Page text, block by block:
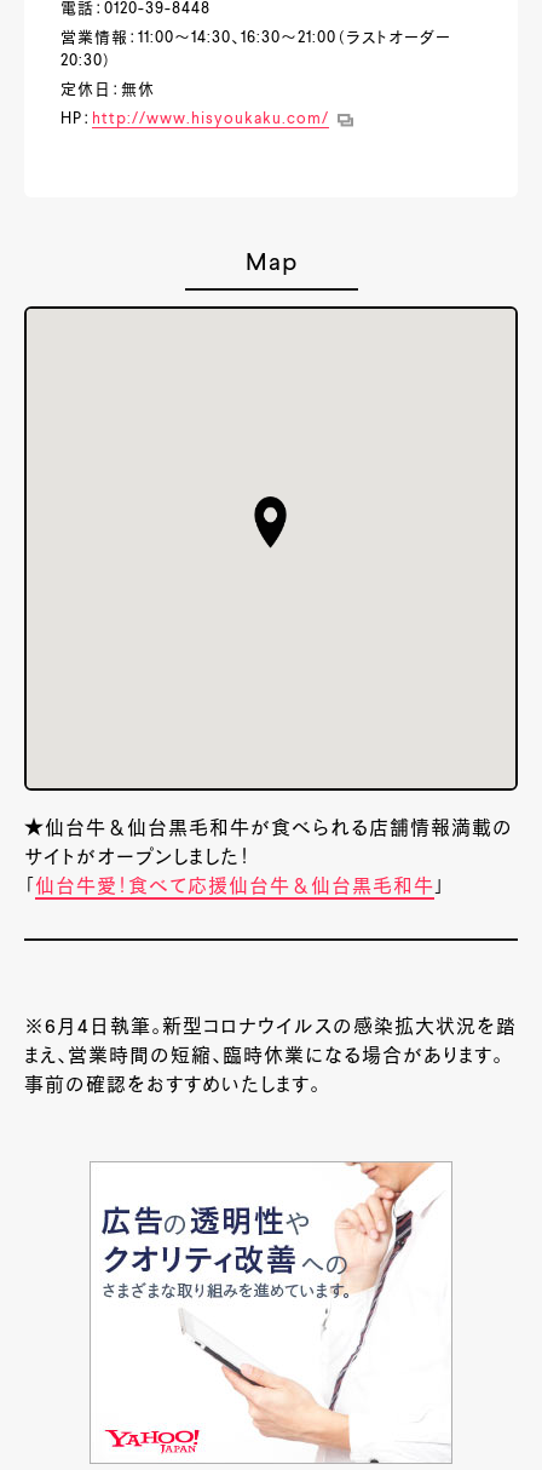
電話：0120-39-8448
営業情報：11:00～14:30、16:30～21:00（ラストオーダー
20:30）
定休日：無休
HP： http://www.hisyoukaku.com/
Map
★仙台牛＆仙台黒毛和牛が食べられる店舗情報満載の
サイトがオープンしました！
「 仙台牛愛！食べて応援仙台牛＆仙台黒毛和牛
※6月4日執筆。新型コロナウイルスの感染拡大状況を踏
まえ、営業時間の短縮、臨時休業になる場合があります。
事前の確認をおすすめいたします。